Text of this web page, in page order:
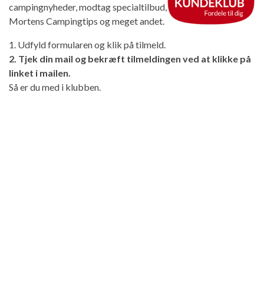
campingnyheder, modtag specialtilbud,
Mortens Campingtips og meget andet.
1. Udfyld formularen og klik på tilmeld.
2. Tjek din mail og bekræft tilmeldingen ved at klikke på
linket i mailen.
Så er du med i klubben.